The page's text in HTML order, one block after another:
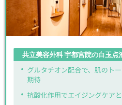
共立美容外科 宇都宮院の白玉点
グルタチオン配合で、肌のト
期待
抗酸化作用でエイジングケア